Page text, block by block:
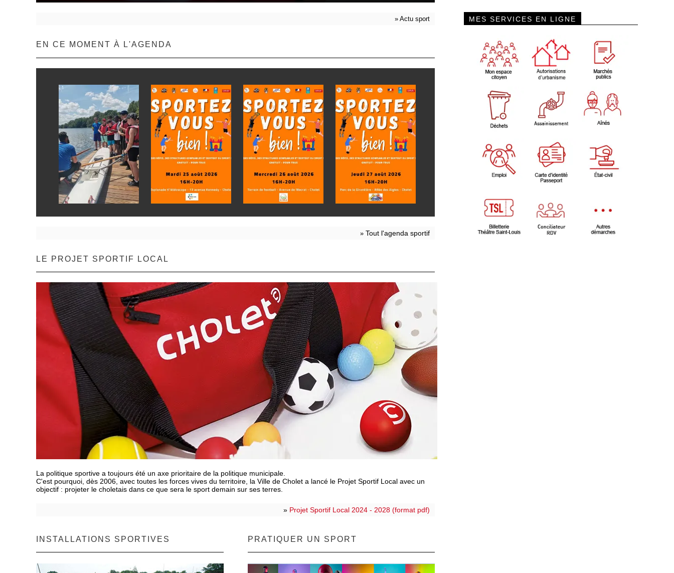
» Actu sport
EN CE MOMENT À L'AGENDA
» Tout l'agenda sportif
LE PROJET SPORTIF LOCAL
La politique sportive a toujours été un axe prioritaire de la politique municipale.
C'est pourquoi, dès 2006, avec toutes les forces vives du territoire, la Ville de Cholet a lancé le Projet Sportif Local avec un
objectif : projeter le choletais dans ce que sera le sport demain sur ses terres.
» Projet Sportif Local 2024 - 2028 (format pdf)
INSTALLATIONS SPORTIVES PRATIQUER UN SPORT
MES SERVICES EN LIGNE